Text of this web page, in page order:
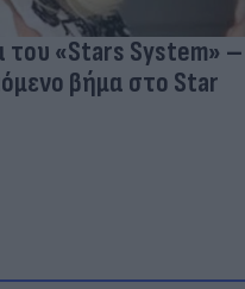
του «Stars System» –
βήμα στο Star